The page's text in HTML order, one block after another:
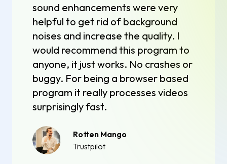
sound enhancements were very
helpful to get rid of background
noises and increase the quality. I
would recommend this program to
anyone, it just works. No crashes or
buggy. For being a browser based
program it really processes videos
surprisingly fast.
Rotten Mango
Trustpilot